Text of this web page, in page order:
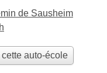
de Sausheim
auto-école